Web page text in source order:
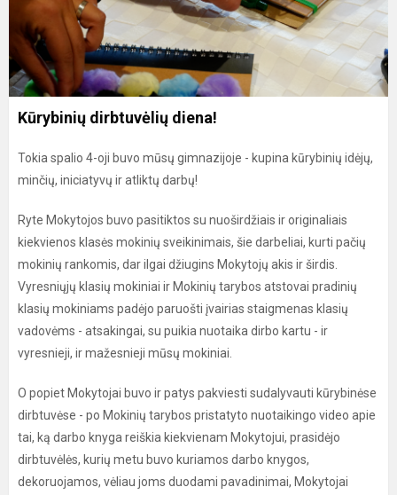
Kūrybinių dirbtuvėlių diena!
Tokia spalio 4-oji buvo mūsų gimnazijoje - kupina kūrybinių idėjų,
minčių, iniciatyvų ir atliktų darbų!
Ryte Mokytojos buvo pasitiktos su nuoširdžiais ir originaliais
kiekvienos klasės mokinių sveikinimais, šie darbeliai, kurti pačių
mokinių rankomis, dar ilgai džiugins Mokytojų akis ir širdis.
Vyresniųjų klasių mokiniai ir Mokinių tarybos atstovai pradinių
klasių mokiniams padėjo paruošti įvairias staigmenas klasių
vadovėms - atsakingai, su puikia nuotaika dirbo kartu - ir
vyresnieji, ir mažesnieji mūsų mokiniai.
O popiet Mokytojai buvo ir patys pakviesti sudalyvauti kūrybinėse
dirbtuvėse - po Mokinių tarybos pristatyto nuotaikingo video apie
tai, ką darbo knyga reiškia kiekvienam Mokytojui, prasidėjo
dirbtuvėlės, kurių metu buvo kuriamos darbo knygos,
dekoruojamos, vėliau joms duodami pavadinimai, Mokytojai